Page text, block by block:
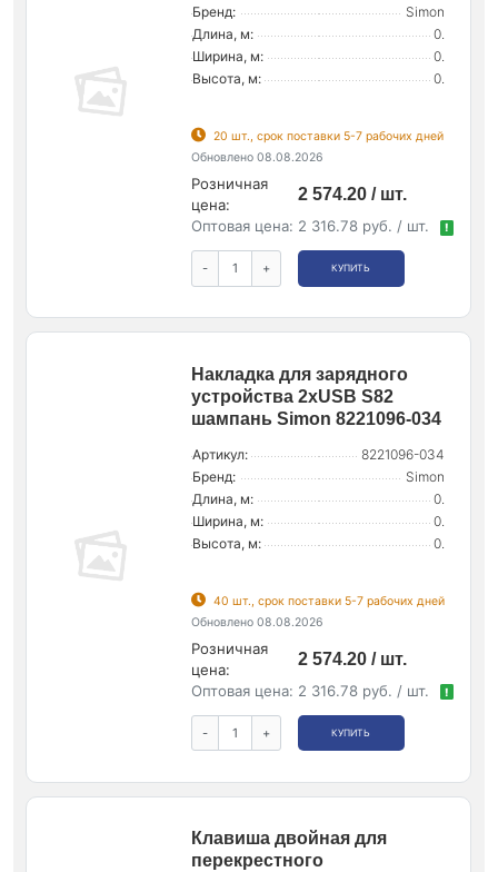
Бренд:
Simon
Длина, м:
0.
Ширина, м:
0.
Высота, м:
0.
20 шт., срок поставки 5-7 рабочих дней
Обновлено 08.08.2026
Розничная
цена:
2 574.20 / шт.
Оптовая цена: 2 316.78 руб. / шт. !
- + КУПИТЬ
Накладка для зарядного
устройства 2xUSB S82
шампань Simon 8221096-034
Артикул:
8221096-034
Бренд:
Simon
Длина, м:
0.
Ширина, м:
0.
Высота, м:
0.
40 шт., срок поставки 5-7 рабочих дней
Обновлено 08.08.2026
Розничная
цена:
2 574.20 / шт.
Оптовая цена: 2 316.78 руб. / шт. !
- + КУПИТЬ
Клавиша двойная для
перекрестного